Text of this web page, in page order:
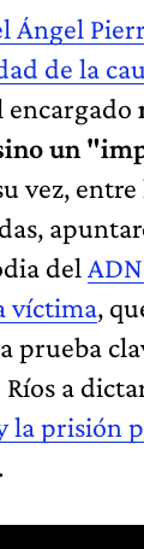
Ángel
de la
encargado
un
vez,
del
víctima,
prueba
a
la prisión
.